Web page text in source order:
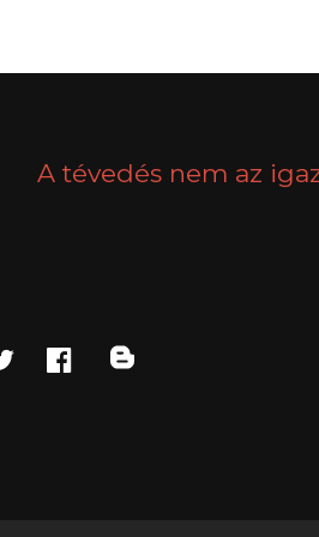
A tévedés nem az
twitterfacebook
blog